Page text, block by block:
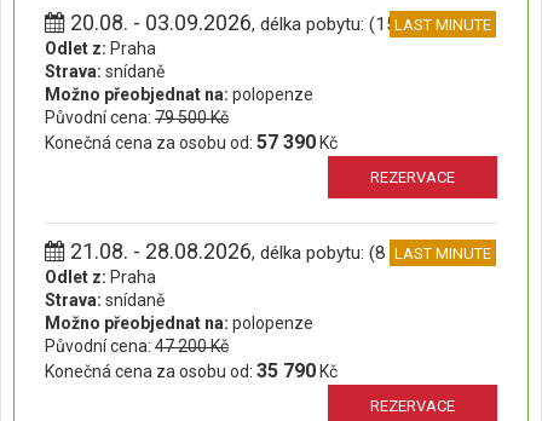
20.08. - 03.09.2026, délka pobytu: (15 dní)LAST MINUTE
Odlet z: Praha
Strava: snídaně
Možno přeobjednat na: polopenze
Původní cena: 79 500 Kč
Konečná cena za osobu od: 57 390 Kč
REZERVACE
21.08. - 28.08.2026, délka pobytu: (8 dní)LAST MINUTE
Odlet z: Praha
Strava: snídaně
Možno přeobjednat na: polopenze
Původní cena: 47 200 Kč
Konečná cena za osobu od: 35 790 Kč
REZERVACE